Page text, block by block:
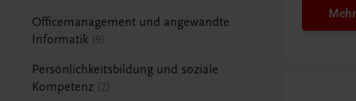
Officemanagement und angewandte
Informatik 9
Persönlichkeitsbildung und soziale
Kompetenz 2